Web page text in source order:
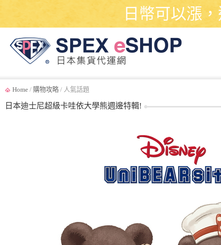
日幣可以漲
Home / 購物攻略 / 人氣話題
日本迪士尼超級卡哇依大學熊週邊特輯!